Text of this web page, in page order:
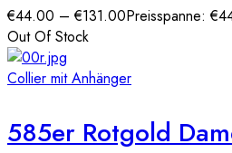
€44.00 –€131.00Preisspanne:
Out Of Stock
Collier mit Anhänger